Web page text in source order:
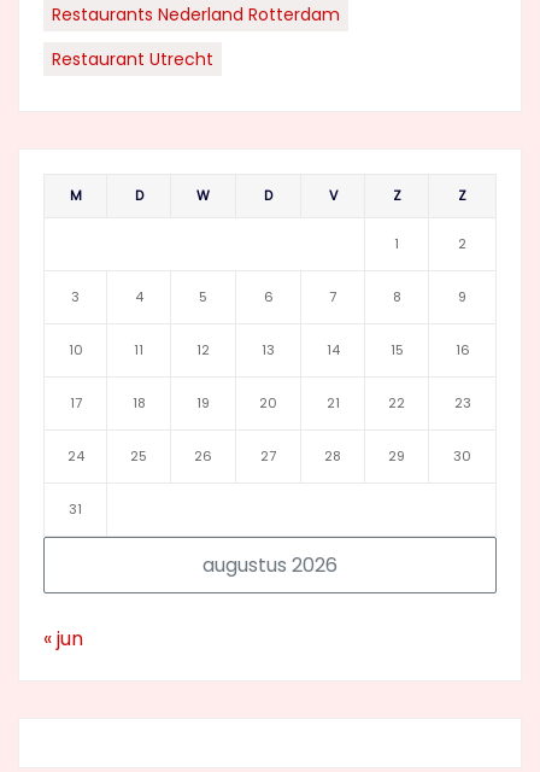
Restaurants Nederland Rotterdam
Restaurant Utrecht
augustus 2026
M D W D V Z Z
1 2
3 4 5 6 7 8 9
10 11 12 13 14 15 16
17 18 19 20 21 22 23
24 25 26 27 28 29 30
31
« jun